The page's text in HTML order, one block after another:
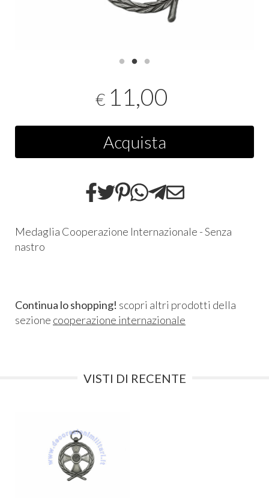
€ 11,00
Acquista
Medaglia Cooperazione Internazionale - Senza
nastro
Continua lo shopping! scopri altri prodotti della
sezione cooperazione internazionale
VISTI DI RECENTE